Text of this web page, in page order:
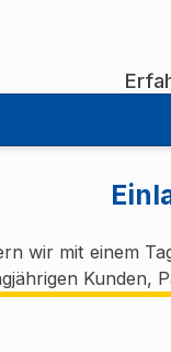
wir mit einem
Kunden,